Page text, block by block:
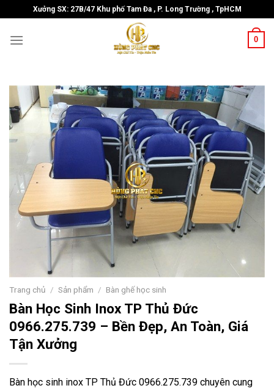
to
content
Xưởng SX: 27B/47 Khu phố Tam Đa , P. Long Trường , TpHCM
0
Trang chủ / Sản phẩm / Bàn ghế học sinh
Bàn Học Sinh Inox TP Thủ Đức
0966.275.739 – Bền Đẹp, An Toàn, Giá
Tận Xưởng
Bàn học sinh inox TP Thủ Đức 0966.275.739 chuyên cung